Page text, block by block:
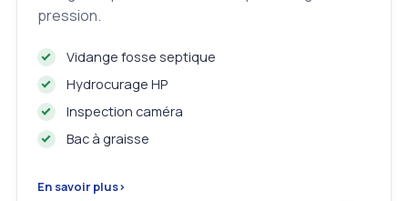
pression.
Vidange fosse septique
Hydrocurage HP
Inspection caméra
Bac à graisse
En savoir plus›